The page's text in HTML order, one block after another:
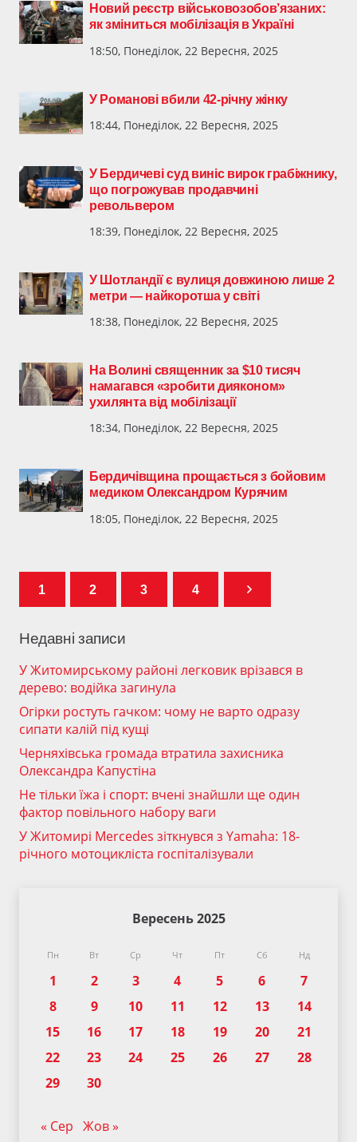
Новий реєстр військовозобов’язаних:
як зміниться мобілізація в Україні
18:50, Понеділок, 22 Вересня, 2025
У Романові вбили 42-річну жінку
18:44, Понеділок, 22 Вересня, 2025
У Бердичеві суд виніс вирок грабіжнику,
що погрожував продавчині
револьвером
18:39, Понеділок, 22 Вересня, 2025
У Шотландії є вулиця довжиною лише 2
метри — найкоротша у світі
18:38, Понеділок, 22 Вересня, 2025
На Волині священник за $10 тисяч
намагався «зробити дияконом»
ухилянта від мобілізації
18:34, Понеділок, 22 Вересня, 2025
Бердичівщина прощається з бойовим
медиком Олександром Курячим
18:05, Понеділок, 22 Вересня, 2025
1 2 3 4
Недавні записи
У Житомирському районі легковик врізався в
дерево: водійка загинула
Огірки ростуть гачком: чому не варто одразу
сипати калій під кущі
Черняхівська громада втратила захисника
Олександра Капустіна
Не тільки їжа і спорт: вчені знайшли ще один
фактор повільного набору ваги
У Житомирі Mercedes зіткнувся з Yamaha: 18-
річного мотоцикліста госпіталізували
Вересень 2025
Пн Вт Ср Чт Пт Сб Нд
1 2 3 4 5 6
7
8
9 10 11 12 13
14
15
16 17 18 19 20
21
22
23 24 25 26 27
28
29
30
« Сер Жов »